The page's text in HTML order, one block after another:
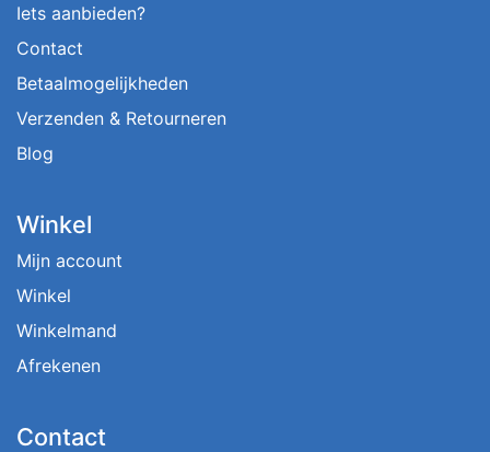
Iets aanbieden?
Contact
Betaalmogelijkheden
Verzenden & Retourneren
Blog
Winkel
Mijn account
Winkel
Winkelmand
Afrekenen
Contact